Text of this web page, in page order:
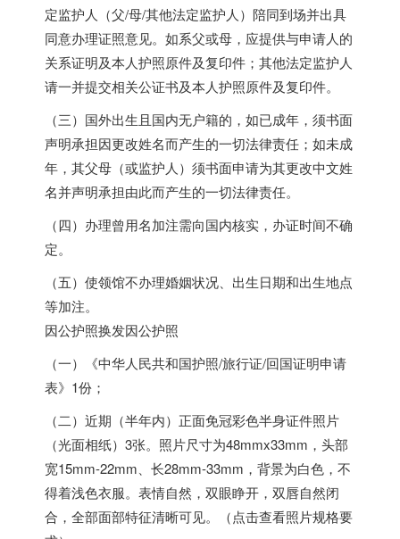
定监护人（父/母/其他法定监护人）陪同到场并出具
同意办理证照意见。如系父或母，应提供与申请人的
关系证明及本人护照原件及复印件；其他法定监护人
请一并提交相关公证书及本人护照原件及复印件。
（三）国外出生且国内无户籍的，如已成年，须书面
声明承担因更改姓名而产生的一切法律责任；如未成
年，其父母（或监护人）须书面申请为其更改中文姓
名并声明承担由此而产生的一切法律责任。
（四）办理曾用名加注需向国内核实，办证时间不确
定。
（五）使领馆不办理婚姻状况、出生日期和出生地点
等加注。
因公护照换发因公护照
（一）《中华人民共和国护照/旅行证/回国证明申请
表》1份；
（二）近期（半年内）正面免冠彩色半身证件照片
（光面相纸）3张。照片尺寸为48mmx33mm，头部
宽15mm-22mm、长28mm-33mm，背景为白色，不
得着浅色衣服。表情自然，双眼睁开，双唇自然闭
合，全部面部特征清晰可见。（点击查看照片规格要